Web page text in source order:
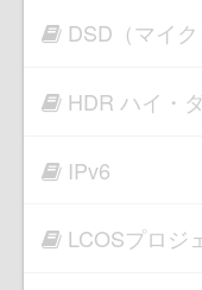
DSD（マイク
HDR ハイ・
IPv6
LCOSプロジ